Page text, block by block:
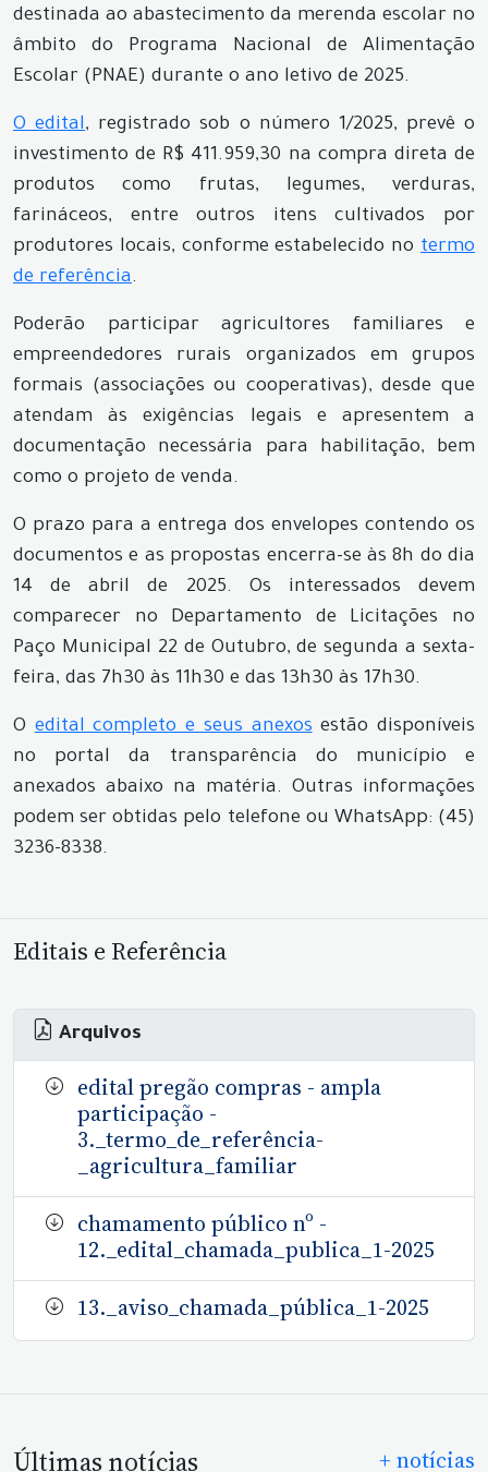
destinada ao abastecimento da merenda escolar no
âmbito do Programa Nacional de Alimentação
Escolar (PNAE) durante o ano letivo de 2025.
O edital, registrado sob o número 1/2025, prevê o
investimento de R$ 411.959,30 na compra direta de
produtos como frutas, legumes, verduras,
farináceos, entre outros itens cultivados por
produtores locais, conforme estabelecido no termo
de referência.
Poderão participar agricultores familiares e
empreendedores rurais organizados em grupos
formais (associações ou cooperativas), desde que
atendam às exigências legais e apresentem a
documentação necessária para habilitação, bem
como o projeto de venda.
O prazo para a entrega dos envelopes contendo os
documentos e as propostas encerra-se às 8h do dia
14 de abril de 2025. Os interessados devem
comparecer no Departamento de Licitações no
Paço Municipal 22 de Outubro, de segunda a sexta-
feira, das 7h30 às 11h30 e das 13h30 às 17h30.
Oedital completo e seus anexosestão disponíveis
no portal da transparência do município e
anexados abaixo na matéria. Outras informações
podem ser obtidas pelo telefone ou WhatsApp: (45)
3236-8338.
Editais e Referência
Arquivos
edital pregão compras - ampla
participação -
3._termo_de_referência-
_agricultura_familiar
chamamento público nº -
12._edital_chamada_publica_1-2025
13._aviso_chamada_pública_1-2025
Últimas notícias + notícias